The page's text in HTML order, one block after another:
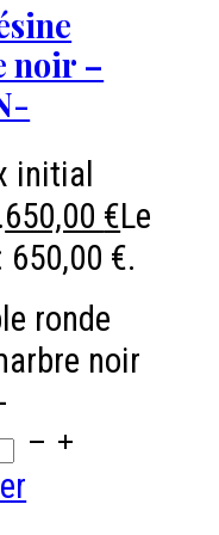
noir –
initial
650,00 €Le
€.
ronde
noir